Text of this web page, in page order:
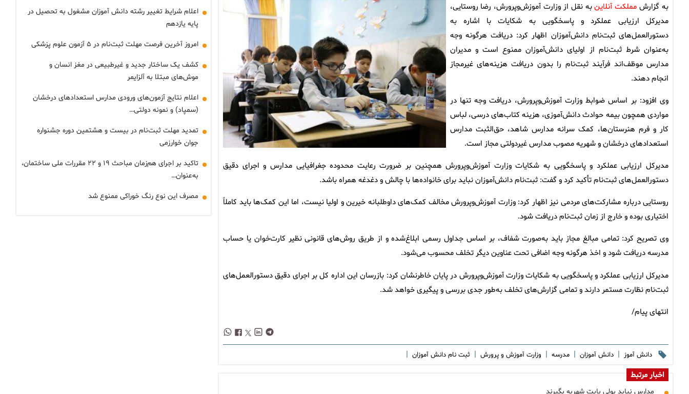
به گزارش مملکت آنلاینبه نقل از وزارت آموزش‌وپرورش، رضا روستایی،
مدیرکل ارزیابی عملکرد و پاسخگویی به شکایات با اشاره به
دستورالعمل‌های ثبت‌نام دانش‌آموزان اظهار کرد: دریافت هرگونه وجه
به‌عنوان شرط ثبت‌نام از اولیای دانش‌آموزان ممنوع است و مدیران
مدارس موظف‌اند فرآیند ثبت‌نام را بدون دریافت هزینه‌های غیرمجاز
انجام دهند.
وی افزود: بر اساس ضوابط وزارت آموزش‌وپرورش، دریافت وجه تنها در
مواردی همچون بیمه حوادث دانش‌آموزی، هزینه کتاب‌های درسی، لباس
کار و فرم هنرستان‌ها، کمک سرانه مدارس شاهد، حق‌الثبت مدارس
استعدادهای درخشان و شهریه مصوب مدارس غیردولتی مجاز است.
مدیرکل ارزیابی عملکرد و پاسخگویی به شکایات وزارت آموزش‌وپرورش همچنین بر ضرورت رعایت محدوده جغرافیایی مدارس و اجرای دقیق
دستورالعمل‌های ثبت‌نام تأکید کرد و گفت: ثبت‌نام دانش‌آموزان نباید برای خانواده‌ها با چالش و دغدغه همراه باشد.
روستایی درباره مشارکت‌های مردمی نیز اظهار کرد: وزارت آموزش‌وپرورش مخالف کمک‌های داوطلبانه خیرین و اولیا نیست، اما این کمک‌ها باید کاملاً
اختیاری بوده و خارج از زمان ثبت‌نام دریافت شود.
وی تصریح کرد: تمامی مبالغ مجاز باید به‌صورت شفاف، بر اساس جداول رسمی ابلاغ‌شده و از طریق روش‌های قانونی نظیر کارت‌خوان یا حساب
مدرسه دریافت شود و اخذ هرگونه وجه اضافی تحت عناوین دیگر تخلف محسوب می‌شود.
مدیرکل ارزیابی عملکرد و پاسخگویی به شکایات وزارت آموزش‌وپرورش در پایان خاطرنشان کرد: بازرسان این اداره کل بر اجرای دقیق دستورالعمل‌های
ثبت‌نام نظارت مستمر دارند و تمامی گزارش‌های تخلف به‌طور جدی بررسی و پیگیری خواهد شد.
انتهای پیام/
دانش آموز | دانش آموزان | مدرسه | وزارت آموزش و پرورش | ثبت نام دانش آموزان |
اخبار مرتبط
مدارس نباید پولی بابت شهریه بگیرند
اعلام شرایط تغییر رشته دانش آموزان مشغول به تحصیل در
پایه یازدهم
امروز آخرین فرصت مهلت ثبت‌نام در ۵ آزمون علوم پزشکی
کشف یک ساختار جدید و غیرطبیعی در مغز انسان و
موش‌های مبتلا به آلزایمر
اعلام نتایج آزمون‌های ورودی مدارس استعدادهای درخشان
(سمپاد) و نمونه دولتی…
تمدید مهلت ثبت‌نام در بیست و هشتمین دوره جشنواره
جوان خوارزمی
تاکید بر اجرای هم‌زمان مباحث ۱۹ و ۲۲ مقررات ملی ساختمان،
به‌عنوان…
مصرف این نوع رنگ خوراکی ممنوع شد